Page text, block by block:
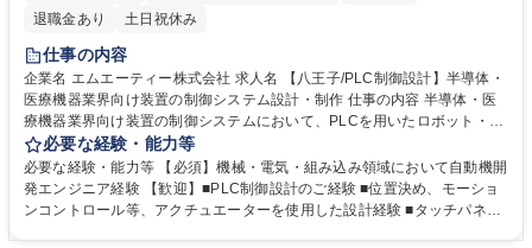
退職金あり
土日祝休み
仕事の内容
企業名 エムエーティー株式会社 求人名 【八王子/PLC制御設計】半導体・
医療機器業界向け装置の制御システム設計・制作 仕事の内容 半導体・医
療機器業界向け装置の制御システムにおいて、PLCを用いたロボット・モ
ーター・センサ・電磁弁等の制御プログラムの設計・製作をご担当いただ
きます。 ■PLC(主に三菱・オムロン・キーエンス)を用いたモーター、セ
ンサ、電磁弁などの制御プログラム設計・製作 ■タッチパネル(GOT、Pro-
face等)の画面設計およびユーザーインターフェース構築 ■社内での装置デ
必要な経験・能力等
必要な経験・能力等 【必須】機械・電気・組み込み領域において自動機開
発エンジニア経験 【歓迎】■PLC制御設計のご経験 ■位置決め、モーショ
ンコントロール等、アクチュエーターを使用した設計経験 ■タッチパネル